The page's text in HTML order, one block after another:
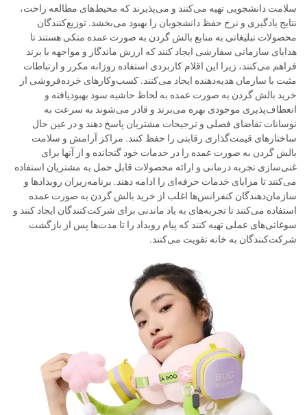
سلامت دانشجویی تهیه می‌کنند و می‌پذیرند که محیط‌های مطالعه راحت،
نتایج یادگیری و نرخ حفظ دانشجویان را بهبود می‌بخشد. توزیع‌کنندگان
محصولات تبلیغاتی به منابع بالش گردن به صورت عمده متکی هستند تا
هدایای سازمانی سفارشی ایجاد کنند که ارزش ماندگار و مواجهه با برند
فراهم می‌کنند، زیرا این اقلام کاربردی استفاده روزانه مکرر و ارتباطات
مثبت با سازمان هدیه‌دهنده ایجاد می‌کنند. کسب‌وکارهای خرده‌فروشی از
خرید بالش گردن به صورت عمده به لحاظ حاشیه سود بهبودیافته و
انعطاف‌پذیری موجودی بهره می‌برند و قادر می‌شوند به سرعت به
نوسانات تقاضای فصلی و ترجیحات مشتریان پاسخ دهند و در عین حال
ساختارهای قیمت‌گذاری رقابتی را حفظ کنند. مراکز آرامش و سلامت
بالش گردن به صورت عمده را در خدمات خود گنجانده و از آنها برای
غنی‌سازی تجربه درمانی و ارائه محصولات قابل حمل به مشتریان استفاده
می‌کنند تا مزایای خدمات حرفه‌ای را ادامه دهند. برنامه‌ریزان رویدادها و
سازمان‌دهندگان کنفرانس‌ها اغلب از خرید بالش گردن به صورت عمده
استفاده می‌کنند تا تجربه‌های به یاد ماندنی برای شرکت‌کنندگان ایجاد کنند و
سوغاتی‌های عملی تهیه کنند که پیام رویداد را تا مدت‌ها پس از بازگشت
شرکت‌کنندگان به خانه تقویت می‌کنند.